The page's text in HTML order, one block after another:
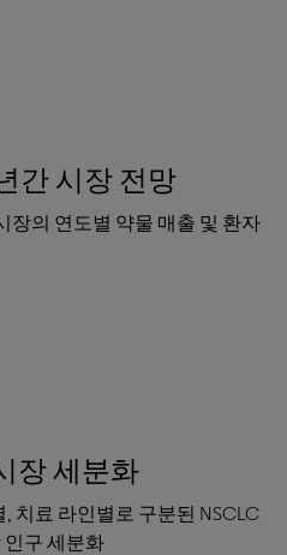
간 시장 전망
장의 연도별 약물 매출 및 환자
장 세분화
치료 라인별로 구분된 NSCLC
인구 세분화